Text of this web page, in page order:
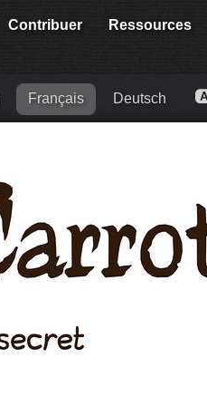
Contribuer Ressources
Français Deutsch